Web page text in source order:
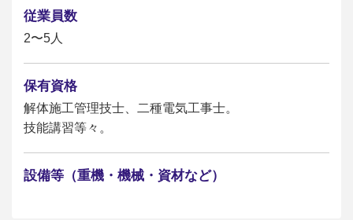
従業員数
2〜5人
保有資格
解体施工管理技士、二種電気工事士。
技能講習等々。
設備等（重機・機械・資材など）